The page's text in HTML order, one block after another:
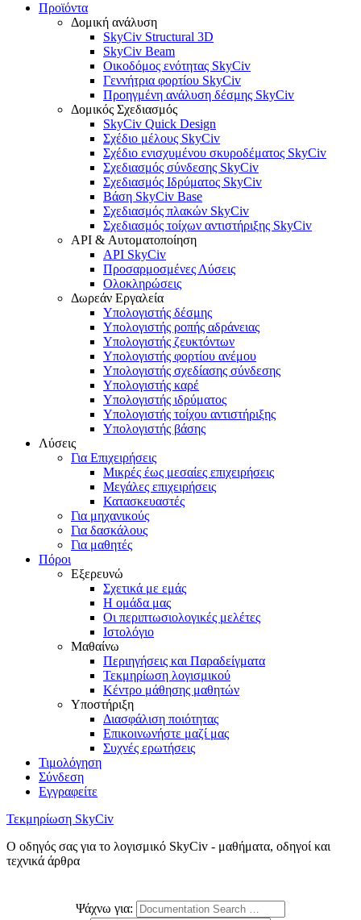
Προϊόντα
Δομική ανάλυση
SkyCiv Structural 3D
SkyCiv Beam
Οικοδόμος ενότητας SkyCiv
Γεννήτρια φορτίου SkyCiv
Προηγμένη ανάλυση δέσμης SkyCiv
Δομικός Σχεδιασμός
SkyCiv Quick Design
Σχέδιο μέλους SkyCiv
Σχέδιο ενισχυμένου σκυροδέματος SkyCiv
Σχεδιασμός σύνδεσης SkyCiv
Σχεδιασμός Ιδρύματος SkyCiv
Βάση SkyCiv Base
Σχεδιασμός πλακών SkyCiv
Σχεδιασμός τοίχων αντιστήριξης SkyCiv
API & Αυτοματοποίηση
API SkyCiv
Προσαρμοσμένες Λύσεις
Ολοκληρώσεις
Δωρεάν Εργαλεία
Υπολογιστής δέσμης
Υπολογιστής ροπής αδράνειας
Υπολογιστής ζευκτόντων
Υπολογιστής φορτίου ανέμου
Υπολογιστής σχεδίασης σύνδεσης
Υπολογιστής καρέ
Υπολογιστής ιδρύματος
Υπολογιστής τοίχου αντιστήριξης
Υπολογιστής βάσης
Λύσεις
Για Επιχειρήσεις
Μικρές έως μεσαίες επιχειρήσεις
Μεγάλες επιχειρήσεις
Κατασκευαστές
Για μηχανικούς
Για δασκάλους
Για μαθητές
Πόροι
Εξερευνώ
Σχετικά με εμάς
Η ομάδα μας
Οι περιπτωσιολογικές μελέτες
Ιστολόγιο
Μαθαίνω
Περιηγήσεις και Παραδείγματα
Τεκμηρίωση λογισμικού
Κέντρο μάθησης μαθητών
Υποστήριξη
Διασφάλιση ποιότητας
Επικοινωνήστε μαζί μας
Συχνές ερωτήσεις
Τιμολόγηση
Σύνδεση
Εγγραφείτε
Τεκμηρίωση SkyCiv
Ο οδηγός σας για το λογισμικό SkyCiv - μαθήματα, οδηγοί και
τεχνικά άρθρα
Ψάχνω για: